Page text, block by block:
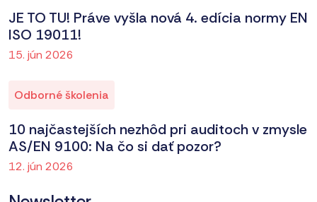
JE TO TU! Práve vyšla nová 4. edícia normy EN
ISO 19011!
15. jún 2026
Odborné školenia
10 najčastejších nezhôd pri auditoch v zmysle
AS/EN 9100: Na čo si dať pozor?
12. jún 2026